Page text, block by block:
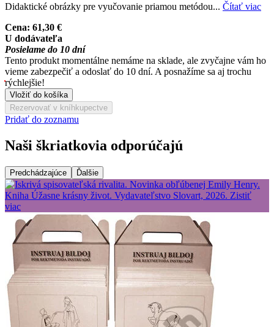
Didaktické obrázky pre vyučovanie priamou metódou... Čítať viac
Cena: 61,30 €
U dodávateľa
Posielame do 10 dní
Tento produkt momentálne nemáme na sklade, ale zvyčajne vám ho
vieme zabezpečiť a odoslať do 10 dní. A posnažíme sa aj trochu
rýchlejšie!
Vložiť do košíka
Rezervovať v kníhkupectve
Pridať do zoznamu
Naši škriatkovia odporúčajú
Predchádzajúce Ďalšie